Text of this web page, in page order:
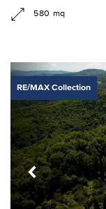
580 mq
RE/MAX Collection